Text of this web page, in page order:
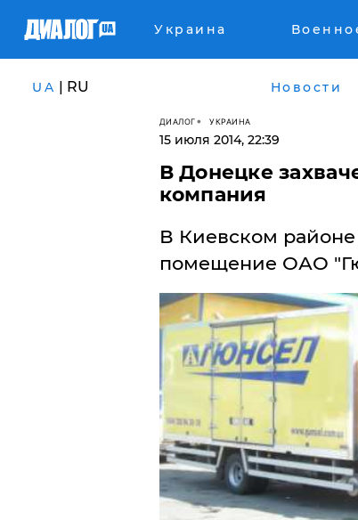
Украина
UA | RU Новости
ДИАЛОГ УКРАИНА
15 июля 2014, 22:39
В Донецке
компания
В Киевском районе
помещение ОАО